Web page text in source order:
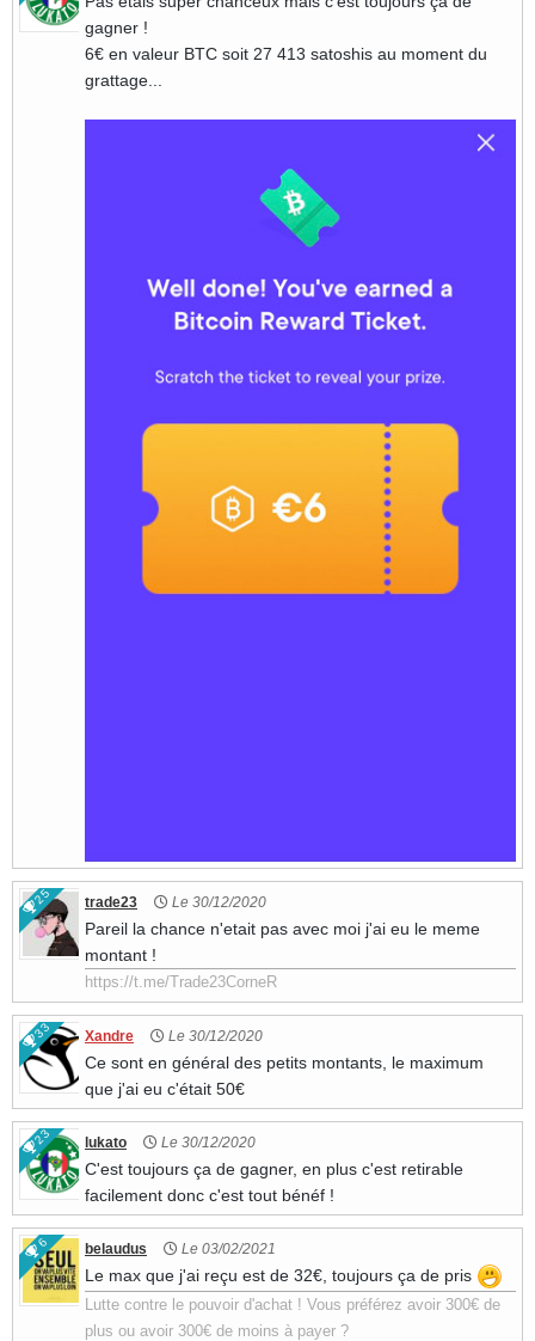
gagner !
6€ en valeur BTC soit 27 413 satoshis au moment du
grattage...
25 trade23 Le 30/12/2020
Pareil la chance n'etait pas avec moi j'ai eu le meme
montant !
https://t.me/Trade23CorneR
33 Xandre Le 30/12/2020
Ce sont en général des petits montants, le maximum
que j'ai eu c'était 50€
23 lukato Le 30/12/2020
C'est toujours ça de gagner, en plus c'est retirable
facilement donc c'est tout bénéf !
6 belaudus Le 03/02/2021
Le max que j'ai reçu est de 32€, toujours ça de pris
Lutte contre le pouvoir d'achat ! Vous préférez avoir 300€ de
plus ou avoir 300€ de moins à payer ?